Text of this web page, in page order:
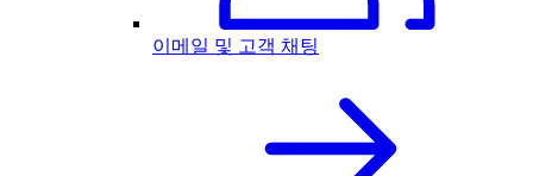
이메일 및 고객 채팅